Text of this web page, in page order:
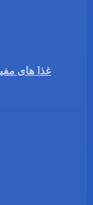
غذا های